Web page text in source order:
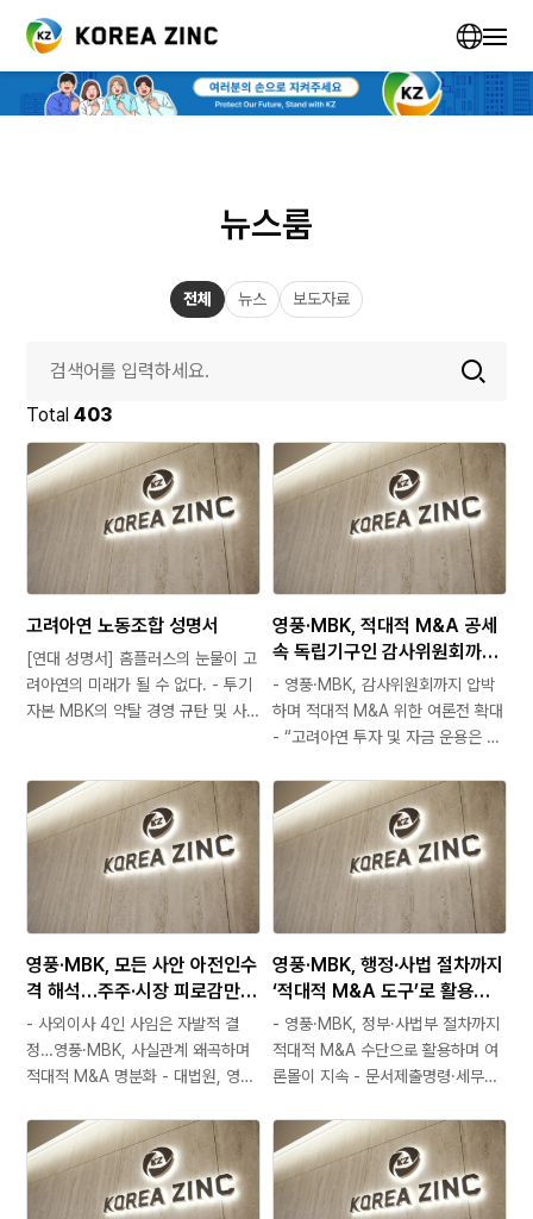
뉴스룸
전체 뉴스 보도자료
Total403
고려아연 노동조합 성명서
[연대 성명서] 홈플러스의 눈물이 고
려아연의 미래가 될 수 없다. - 투기
자본 MBK의 약탈 경영 규탄 및 사
와 함께 투쟁할 것. - “홈플러스 사태
는 사모펀드식 경영의 구조적 재앙
MBK의 적대적 M&A…
영풍·MBK, 적대적 M&A 공세
속 독립기구인 감사위원회까지
압박 독립기구까지 흔드는 여론
전, 기업가치와 전체 주주이익
반하는 행위
- 영풍·MBK, 감사위원회까지 압박
하며 적대적 M&A 위한 여론전 확대
- “고려아연 투자 및 자금 운용은 적
침해 우려” - 고려아연 “행정·사법
절차 왜곡과 소모적 공방 중단하고
본질적 과제 해결해야” 영풍·MBK파
트너스(MBK)가 미흡한 지배구조와
환경오염 문제, 홈플러스 사태 등 자
영풍·MBK, 모든 사안 아전인수
격 해석…주주·시장 피로감만
키워 고려아연, 실천과 성과로
최고 수준의 거버넌스 구현할
것
- 사외이사 4인 사임은 자발적 결
정…영풍·MBK, 사실관계 왜곡하며
적대적 M&A 명분화 - 대법원, 영풍
형성 적법성 이미 확인 - 고려아연,
기업지배구조 핵심지표 준수율
100% 달성…“투명한 거버넌스 지
속 강화” 영풍·MBK파트너스가 최근
영풍·MBK, 행정∙사법 절차까지
‘적대적 M&A 도구’로 활용하
나 자의적 해석과 왜곡으로 여
론전에만 매몰…강력한 법적 책
임 물을 것
- 영풍·MBK, 정부·사법부 절차까지
적대적 M&A 수단으로 활용하며 여
론몰이 지속 - 문서제출명령·세무조
투자활동 왜곡 - 고려아연 "근거 없
는 의혹 제기와 명예훼손에 민형사상
강력 대응" 영풍·MBK 측이 정부 당
국과 사법부의 독립적인 행정·사법